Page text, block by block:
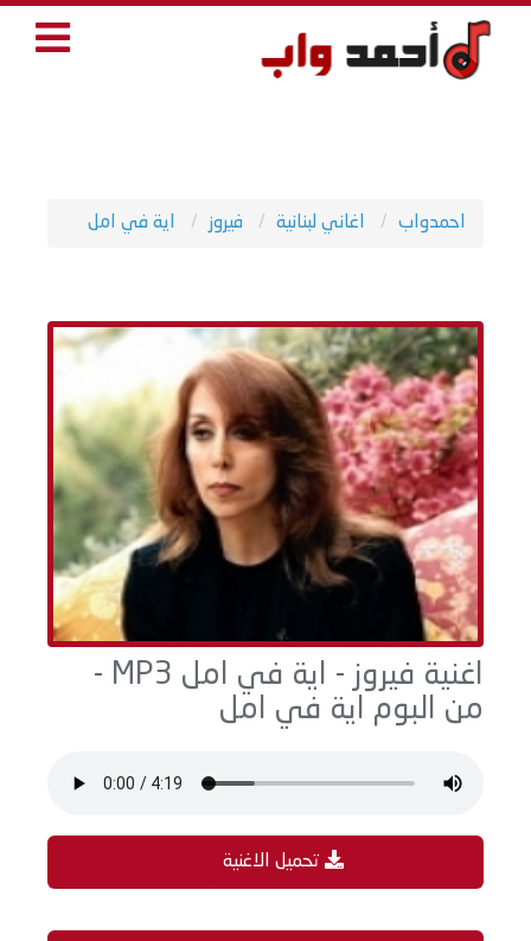
احمدواب اغاني لبنانية فيروز اية في امل
اغنية فيروز - اية في امل MP3 -
من البوم اية في امل
تحميل الاغنية